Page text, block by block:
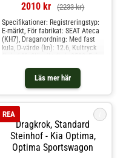
2010 kr (2233 kr)
Läs mer här
Specifikationer: Registreringstyp:
E-märkt, För fabrikat: SEAT Ateca
(KH7), Draganordning: Med fast
kula, D-värde (kn): 12.6, Kultryck
(i tim): 1,5h Produkten passar
dessa bilmodelle: cupra ateca,
seat ateca
Dragkrok, Standard
Steinhof - Kia Optima,
Optima Sportswagon
REA